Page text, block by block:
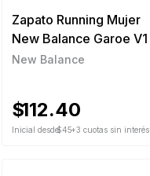
Zapato Running Mujer
New Balance Garoe V1
New Balance
$112.40
Inicial desde$45+3 cuotas sin interés